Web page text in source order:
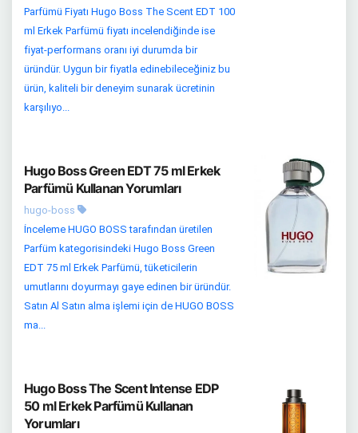
Parfümü Fiyatı Hugo Boss The Scent EDT 100
ml Erkek Parfümü fiyatı incelendiğinde ise
fiyat-performans oranı iyi durumda bir
üründür. Uygun bir fiyatla edinebileceğiniz bu
ürün, kaliteli bir deneyim sunarak ücretinin
karşılıyo...
Hugo Boss Green EDT 75 ml Erkek
Parfümü Kullanan Yorumları
hugo-boss
İnceleme HUGO BOSS tarafından üretilen
Parfüm kategorisindeki Hugo Boss Green
EDT 75 ml Erkek Parfümü, tüketicilerin
umutlarını doyurmayı gaye edinen bir üründür.
Satın Al Satın alma işlemi için de HUGO BOSS
ma...
Hugo Boss The Scent Intense EDP
50 ml Erkek Parfümü Kullanan
Yorumları